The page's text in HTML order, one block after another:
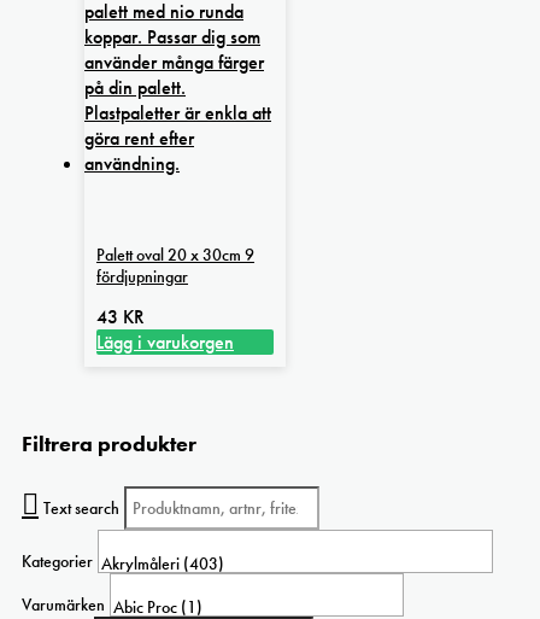
har
flera
varianter.
De
olika
alternativen
kan
Palett oval 20 x 30cm 9
fördjupningar
43 KR
Lägg i varukorgen
Filtrera produkter
Text search
Kategorier
Varumärken